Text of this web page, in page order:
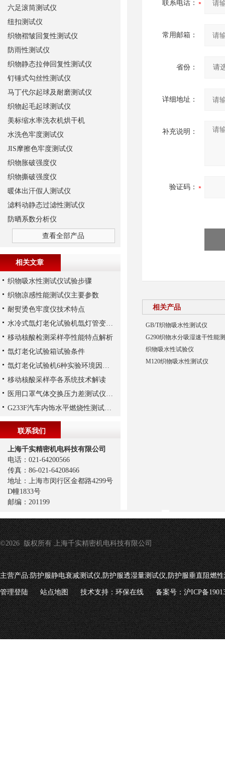
联系电话：
常用邮箱：
省份：
详细地址：
补充说明：
验证码：
相关产品
GB/T织物吸水性测试仪
G290织物水分吸湿速干性能
织物吸水性试验仪
M120织物吸水性测试仪
六足滚筒测试仪
纽扣测试仪
织物褶皱回复性测试仪
防雨性测试仪
织物静态拉伸回复性测试仪
钉锤式勾丝性测试仪
马丁代尔起球及耐磨测试仪
织物起毛起球测试仪
美标缩水率洗衣机烘干机
水洗色牢度测试仪
JIS摩擦色牢度测试仪
织物胀破强度仪
织物撕破强度仪
暖体出汗假人测试仪
滤料动静态过滤性测试仪
防晒系数分析仪
查看全部产品
相关文章
织物吸水性测试仪试验步骤
织物凉感性能测试仪主要参数
耐熨烫色牢度仪技术特点
水冷式氙灯老化试验机氙灯管变黄变黑原因
移动核酸检测采样亭性能特点解析
氙灯老化试验箱试验条件
氙灯老化试验机6种实验环境因素解析
移动核酸采样亭各系统技术解读
医用口罩气体交换压力差测试仪的重要性是不言而喻
G233F汽车内饰水平燃烧性测试仪操作步骤
联系我们
上海千实精密机电科技有限公司
电话：021-64200566
传真：86-021-64208466
地址：上海市闵行区金都路4299号
D幢1833号
邮编：201199
©2026 版权所有 上海千实精密机电科技有限公司
主营产品:防护服静电衰减测试仪,防护服透湿量测试仪,防护服垂直阻燃
管理登陆 站点地图 技术支持：环保在线 备案号：沪ICP备